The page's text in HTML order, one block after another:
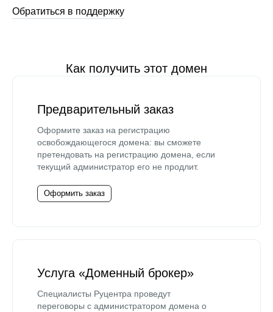
Обратиться в поддержку
Как получить этот домен
Предварительный заказ
Оформите заказ на регистрацию
освобождающегося домена: вы сможете
претендовать на регистрацию домена, если
текущий администратор его не продлит.
Оформить заказ
Услуга «Доменный брокер»
Специалисты Руцентра проведут
переговоры с администратором домена о